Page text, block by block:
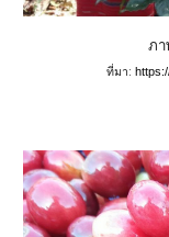
ภา
ที่มา: